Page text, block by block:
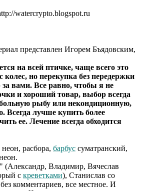
watercrypto.blogspot.ru
представлен Игорем Бъядовским,
на всей птичке, чаще всего это
колес, но перекупка без передержки
вами. Все равно, чтобы я не
и хороший товар, выбор всегда
рыбу или некондиционную,
Всегда лучше купить более
ее. Лечение всегда обходится
расбора, барбус суматранский,
(Александр, Владимир, Вячеслав
с креветками), Станислав со
комментариев, все местное. И